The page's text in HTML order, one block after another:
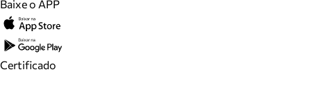
Baixe o APP
Certificado